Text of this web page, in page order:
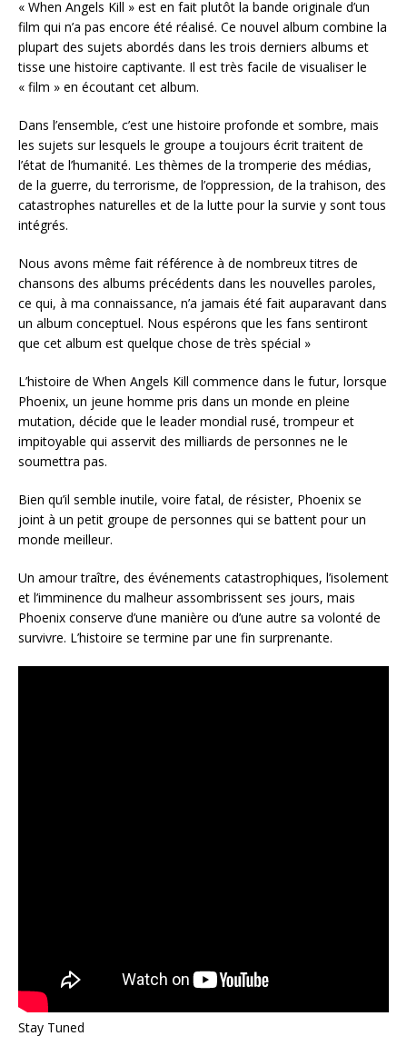
« When Angels Kill » est en fait plutôt la bande originale d’un
film qui n’a pas encore été réalisé. Ce nouvel album combine la
plupart des sujets abordés dans les trois derniers albums et
tisse une histoire captivante. Il est très facile de visualiser le
« film » en écoutant cet album.
Dans l’ensemble, c’est une histoire profonde et sombre, mais
les sujets sur lesquels le groupe a toujours écrit traitent de
l’état de l’humanité. Les thèmes de la tromperie des médias,
de la guerre, du terrorisme, de l’oppression, de la trahison, des
catastrophes naturelles et de la lutte pour la survie y sont tous
intégrés.
Nous avons même fait référence à de nombreux titres de
chansons des albums précédents dans les nouvelles paroles,
ce qui, à ma connaissance, n’a jamais été fait auparavant dans
un album conceptuel. Nous espérons que les fans sentiront
que cet album est quelque chose de très spécial »
L’histoire de When Angels Kill commence dans le futur, lorsque
Phoenix, un jeune homme pris dans un monde en pleine
mutation, décide que le leader mondial rusé, trompeur et
impitoyable qui asservit des milliards de personnes ne le
soumettra pas.
Bien qu’il semble inutile, voire fatal, de résister, Phoenix se
joint à un petit groupe de personnes qui se battent pour un
monde meilleur.
Un amour traître, des événements catastrophiques, l’isolement
et l’imminence du malheur assombrissent ses jours, mais
Phoenix conserve d’une manière ou d’une autre sa volonté de
survivre. L’histoire se termine par une fin surprenante.
Stay Tuned